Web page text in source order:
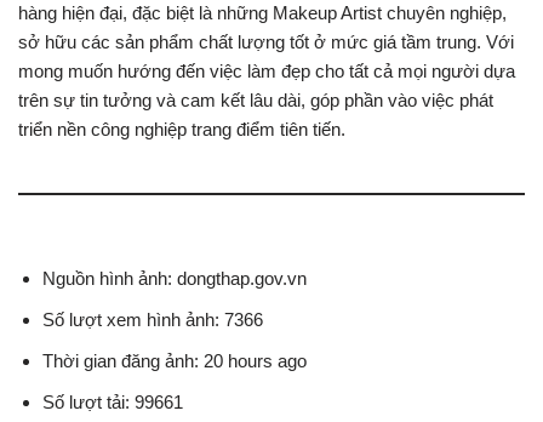
hàng hiện đại, đặc biệt là những Makeup Artist chuyên nghiệp,
sở hữu các sản phẩm chất lượng tốt ở mức giá tầm trung. Với
mong muốn hướng đến việc làm đẹp cho tất cả mọi người dựa
trên sự tin tưởng và cam kết lâu dài, góp phần vào việc phát
triển nền công nghiệp trang điểm tiên tiến.
Nguồn hình ảnh: dongthap.gov.vn
Số lượt xem hình ảnh: 7366
Thời gian đăng ảnh: 20 hours ago
Số lượt tải: 99661